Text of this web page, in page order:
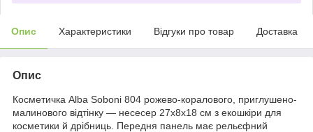
Опис Характеристики Відгуки про товар Доставка
Опис
Косметичка Alba Soboni 804 рожево-коралового, приглушено-
малинового відтінку — несесер 27х8х18 см з екошкіри для
косметики й дрібниць. Передня панель має рельєфний